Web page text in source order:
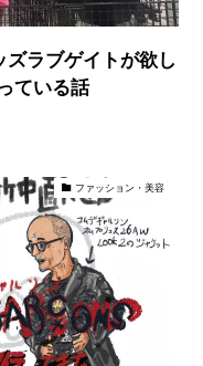
ズラブゲイトが欲し
ている話
ファッション・美容